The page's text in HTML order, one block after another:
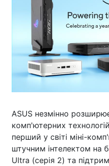
ASUS незмінно
комп'ютерних
перший у світі міні-
штучним інтелектом на
Ultra (серія 2) та